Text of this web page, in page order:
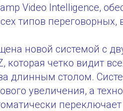
Video Intelligence,
типов
новой системой с
которая четко видит
длинным столом.
увеличения, а